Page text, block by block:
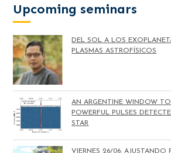
Upcoming seminars
DEL SOL A LOS
PLASMAS ASTROFÍSICOS
AN ARGENTINE WINDOW TO
POWERFUL PULSES
STAR
VIERNES 26/06: AJUSTANDO